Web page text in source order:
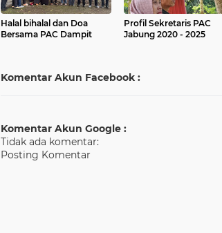
Halal bihalal dan Doa
Bersama PAC Dampit
Profil Sekretaris PAC
Jabung 2020 - 2025
Komentar Akun Facebook :
Komentar Akun Google :
Tidak ada komentar:
Posting Komentar